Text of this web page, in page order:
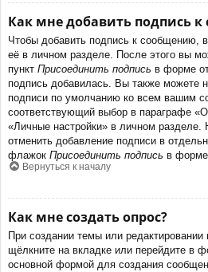
Как мне добавить подпись
Чтобы добавить подпись к сообщению,
её в личном разделе. После этого вы
пункт Присоединить подпись в форме
подпись добавилась. Вы также можете
подписи по умолчанию ко всем вашим
соответствующий выбор в параграфе
«Личные настройки» в личном
отменить добавление подписи в
флажок Присоединить подпись в форме
Вернуться к началу
Как мне создать опрос?
При создании темы или
щёлкните на вкладке или перейдите в
основной формой для создания